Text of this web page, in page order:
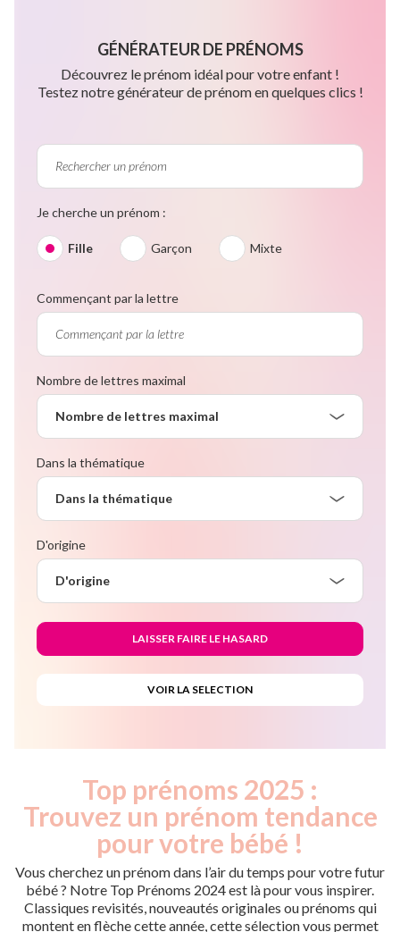
GÉNÉRATEUR DE PRÉNOMS
Découvrez le prénom idéal pour votre enfant !
Testez notre générateur de prénom en quelques clics !
Je cherche un prénom :
Fille Garçon Mixte
Commençant par la lettre
Nombre de lettres maximal
Nombre de lettres maximal
Dans la thématique
Dans la thématique
D'origine
D'origine
Top prénoms 2025 :
Trouvez un prénom tendance
pour votre bébé !
Vous cherchez un prénom dans l’air du temps pour votre futur
bébé ? Notre Top Prénoms 2024 est là pour vous inspirer.
Classiques revisités, nouveautés originales ou prénoms qui
montent en flèche cette année, cette sélection vous permet